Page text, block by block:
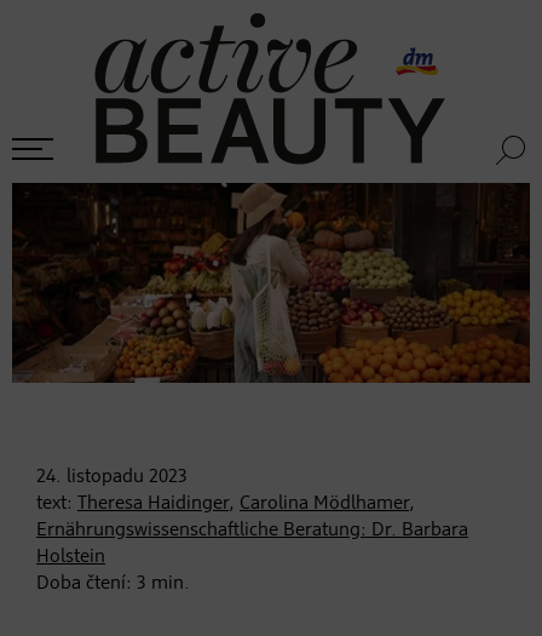
24. listopadu 2023
text:
Theresa Haidinger, Carolina Mödlhamer,
Ernährungswissenschaftliche Beratung: Dr. Barbara
Holstein
Doba čtení: 3 min.